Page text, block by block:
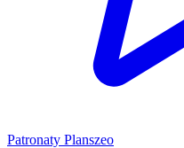
Patronaty Planszeo